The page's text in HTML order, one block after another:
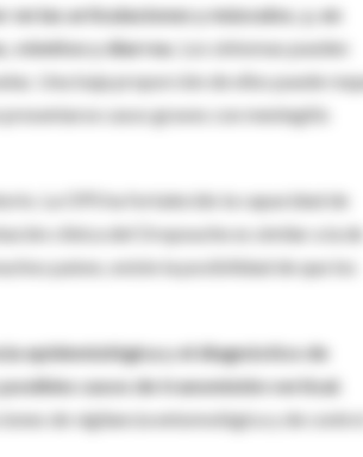
las articulaciones y músculos, y, en
vómitos y diarrea.
Los síntomas pueden
Una baja proporción de ellos puede
casos graves con meningitis
La OPS ha fortalecido la capacidad de
clínica del Oropouche es similar a la de
países, existe la posibilidad de que los
epidemiológica y el diagnóstico de
casos de transmisión vertical.
de vigilancia entomológica y de control